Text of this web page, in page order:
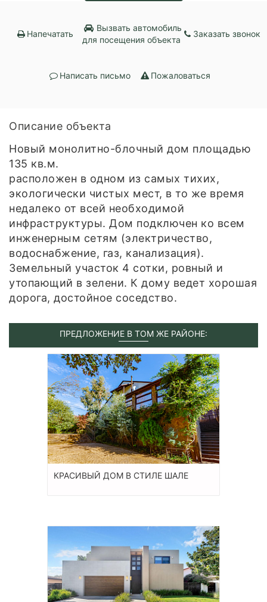
Напечатать
Вызвать автомобиль
для посещения объекта
Заказать звонок
Написать письмо Пожаловаться
Описание объекта
Новый монолитно-блочный дом площадью
135 кв.м.
расположен в одном из самых тихих,
экологически чистых мест, в то же время
недалеко от всей необходимой
инфраструктуры. Дом подключен ко всем
инженерным сетям (электричество,
водоснабжение, газ, канализация).
Земельный участок 4 сотки, ровный и
утопающий в зелени. К дому ведет хорошая
дорога, достойное соседство.
ПРЕДЛОЖЕНИЕ В ТОМ ЖЕ РАЙОНЕ:
КРАСИВЫЙ ДОМ В СТИЛЕ ШАЛЕ